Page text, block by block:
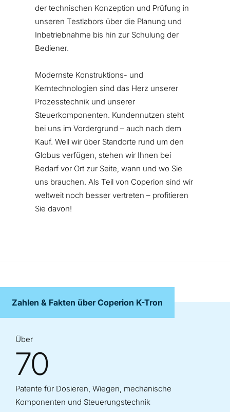
der technischen Konzeption und Prüfung in
unseren Testlabors über die Planung und
Inbetriebnahme bis hin zur Schulung der
Bediener.
Modernste Konstruktions- und
Kerntechnologien sind das Herz unserer
Prozesstechnik und unserer
Steuerkomponenten. Kundennutzen steht
bei uns im Vordergrund – auch nach dem
Kauf. Weil wir über Standorte rund um den
Globus verfügen, stehen wir Ihnen bei
Bedarf vor Ort zur Seite, wann und wo Sie
uns brauchen. Als Teil von Coperion sind wir
weltweit noch besser vertreten – profitieren
Sie davon!
Zahlen & Fakten über Coperion K-Tron
Über
70
Patente für Dosieren, Wiegen, mechanische
Komponenten und Steuerungstechnik